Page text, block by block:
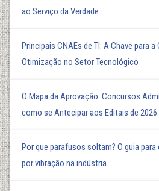
ao Serviço da Verdade
Principais CNAEs de TI: A Chave para
Otimização no Setor Tecnológico
O Mapa da Aprovação: Concursos
como se Antecipar aos Editais de 2026
Por que parafusos soltam? O guia
por vibração na indústria